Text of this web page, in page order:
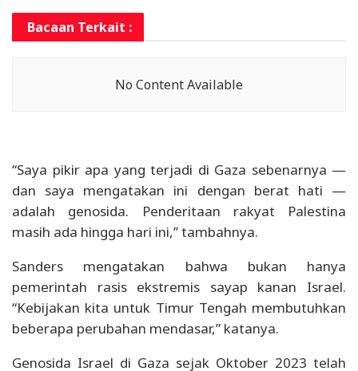
Bacaan Terkait :
No Content Available
“Saya pikir apa yang terjadi di Gaza sebenarnya —
dan saya mengatakan ini dengan berat hati —
adalah genosida. Penderitaan rakyat Palestina
masih ada hingga hari ini,” tambahnya.
Sanders mengatakan bahwa bukan hanya
pemerintah rasis ekstremis sayap kanan Israel.
“Kebijakan kita untuk Timur Tengah membutuhkan
beberapa perubahan mendasar,” katanya.
Genosida Israel di Gaza sejak Oktober 2023 telah